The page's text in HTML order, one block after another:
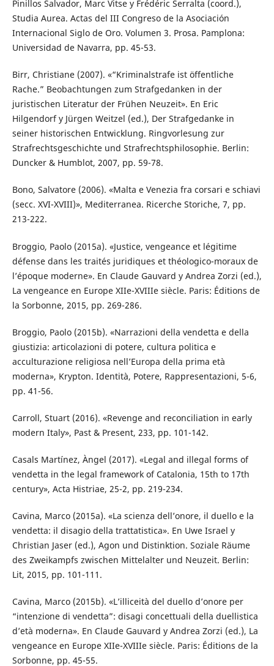
Pinillos Salvador, Marc Vitse y Frédéric Serralta (coord.),
Studia Aurea. Actas del III Congreso de la Asociación
Internacional Siglo de Oro. Volumen 3. Prosa. Pamplona:
Universidad de Navarra, pp. 45-53.
Birr, Christiane (2007). «“Kriminalstrafe ist öffentliche
Rache.” Beobachtungen zum Strafgedanken in der
juristischen Literatur der Frühen Neuzeit». En Eric
Hilgendorf y Jürgen Weitzel (ed.), Der Strafgedanke in
seiner historischen Entwicklung. Ringvorlesung zur
Strafrechtsgeschichte und Strafrechtsphilosophie. Berlin:
Duncker & Humblot, 2007, pp. 59-78.
Bono, Salvatore (2006). «Malta e Venezia fra corsari e schiavi
(secc. XVI-XVIII)», Mediterranea. Ricerche Storiche, 7, pp.
213-222.
Broggio, Paolo (2015a). «Justice, vengeance et légitime
défense dans les traités juridiques et théologico-moraux de
l’époque moderne». En Claude Gauvard y Andrea Zorzi (ed.),
La vengeance en Europe XIIe-XVIIIe siècle. Paris: Éditions de
la Sorbonne, 2015, pp. 269-286.
Broggio, Paolo (2015b). «Narrazioni della vendetta e della
giustizia: articolazioni di potere, cultura politica e
acculturazione religiosa nell’Europa della prima età
moderna», Krypton. Identità, Potere, Rappresentazioni, 5-6,
pp. 41-56.
Carroll, Stuart (2016). «Revenge and reconciliation in early
modern Italy», Past & Present, 233, pp. 101-142.
Casals Martínez, Àngel (2017). «Legal and illegal forms of
vendetta in the legal framework of Catalonia, 15th to 17th
century», Acta Histriae, 25-2, pp. 219-234.
Cavina, Marco (2015a). «La scienza dell’onore, il duello e la
vendetta: il disagio della trattatistica». En Uwe Israel y
Christian Jaser (ed.), Agon und Distinktion. Soziale Räume
des Zweikampfs zwischen Mittelalter und Neuzeit. Berlin:
Lit, 2015, pp. 101-111.
Cavina, Marco (2015b). «L’illiceità del duello d’onore per
“intenzione di vendetta”: disagi concettuali della duellistica
d’età moderna». En Claude Gauvard y Andrea Zorzi (ed.), La
vengeance en Europe XIIe-XVIIIe siècle. Paris: Éditions de la
Sorbonne, pp. 45-55.